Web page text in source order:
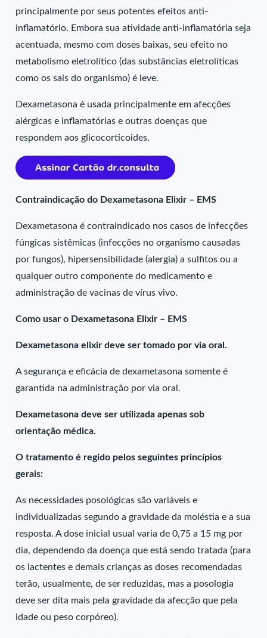
principalmente por seus potentes efeitos anti-
inflamatório. Embora sua atividade anti-inflamatória seja
acentuada, mesmo com doses baixas, seu efeito no
metabolismo eletrolítico (das substâncias eletrolíticas
como os sais do organismo) é leve.
Dexametasona é usada principalmente em afecções
alérgicas e inflamatórias e outras doenças que
respondem aos glicocorticoides.
Contraindicação do Dexametasona Elixir – EMS
Dexametasona é contraindicado nos casos de infecções
fúngicas sistêmicas (infecções no organismo causadas
por fungos), hipersensibilidade (alergia) a sulfitos ou a
qualquer outro componente do medicamento e
administração de vacinas de vírus vivo.
Como usar o Dexametasona Elixir – EMS
Dexametasona elixir deve ser tomado por via oral.
A segurança e eficácia de dexametasona somente é
garantida na administração por via oral.
Dexametasona deve ser utilizada apenas sob
orientação médica.
O tratamento é regido pelos seguintes princípios
gerais:
As necessidades posológicas são variáveis e
individualizadas segundo a gravidade da moléstia e a sua
resposta. A dose inicial usual varia de 0,75 a 15 mg por
dia, dependendo da doença que está sendo tratada (para
os lactentes e demais crianças as doses recomendadas
terão, usualmente, de ser reduzidas, mas a posologia
deve ser dita mais pela gravidade da afecção que pela
idade ou peso corpóreo).